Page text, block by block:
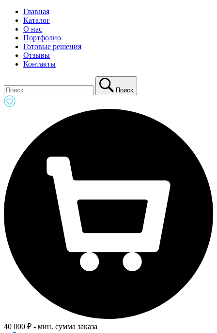
Главная
Каталог
О нас
Портфолио
Готовые решения
Отзывы
Контакты
Поиск
40 000 ₽ - мин. сумма заказа